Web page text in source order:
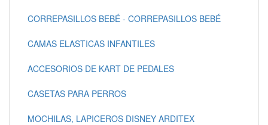
CORREPASILLOS BEBÉ - CORREPASILLOS BEBÉ
CAMAS ELASTICAS INFANTILES
ACCESORIOS DE KART DE PEDALES
CASETAS PARA PERROS
MOCHILAS, LAPICEROS DISNEY ARDITEX